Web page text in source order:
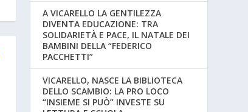
A VICARELLO LA GENTILEZZA
DIVENTA EDUCAZIONE: TRA
SOLIDARIETÀ E PACE, IL NATALE DEI
BAMBINI DELLA “FEDERICO
PACCHETTI”
VICARELLO, NASCE LA BIBLIOTECA
DELLO SCAMBIO: LA PRO LOCO
“INSIEME SI PUÒ” INVESTE SU